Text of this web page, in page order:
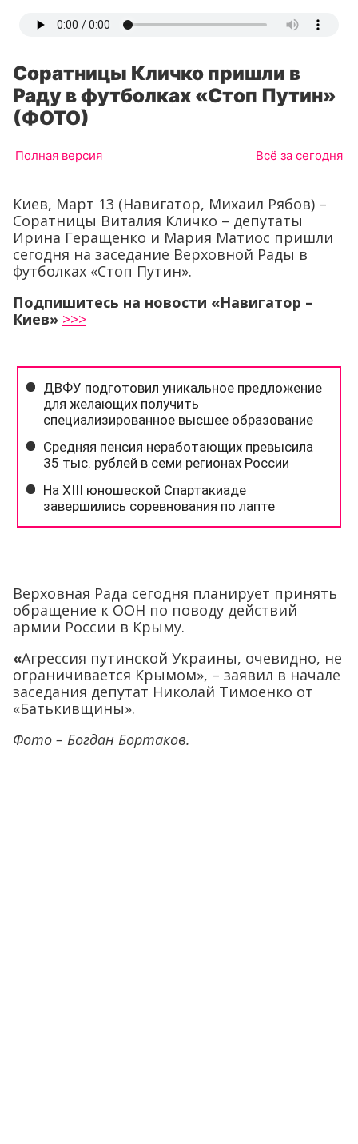
Соратницы Кличко пришли в
Раду в футболках «Стоп Путин»
(ФОТО)
Полная версия Всё за сегодня
Киев, Март 13 (Навигатор, Михаил Рябов) –
Соратницы Виталия Кличко – депутаты
Ирина Геращенко и Мария Матиос пришли
сегодня на заседание Верховной Рады в
футболках «Стоп Путин».
Подпишитесь на новости «Навигатор –
Киев» >>>
Верховная Рада сегодня планирует принять
обращение к ООН по поводу действий
армии России в Крыму.
«Агрессия путинской Украины, очевидно, не
ограничивается Крымом», – заявил в начале
заседания депутат Николай Тимоенко от
«Батькивщины».
Фото – Богдан Бортаков.